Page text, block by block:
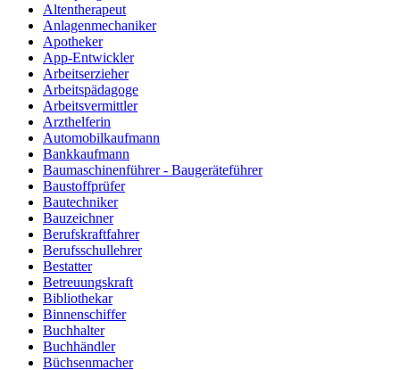
Altentherapeut
Anlagenmechaniker
Apotheker
App-Entwickler
Arbeitserzieher
Arbeitspädagoge
Arbeitsvermittler
Arzthelferin
Automobilkaufmann
Bankkaufmann
Baumaschinenführer - Baugeräteführer
Baustoffprüfer
Bautechniker
Bauzeichner
Berufskraftfahrer
Berufsschullehrer
Bestatter
Betreuungskraft
Bibliothekar
Binnenschiffer
Buchhalter
Buchhändler
Büchsenmacher